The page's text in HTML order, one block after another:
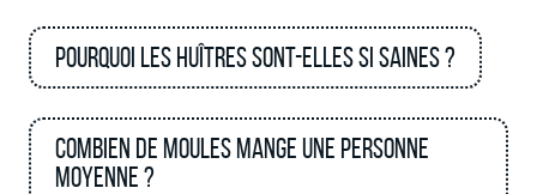
Pourquoi les huîtres sont-elles si saines ?
Combien de moules mange une personne
moyenne ?